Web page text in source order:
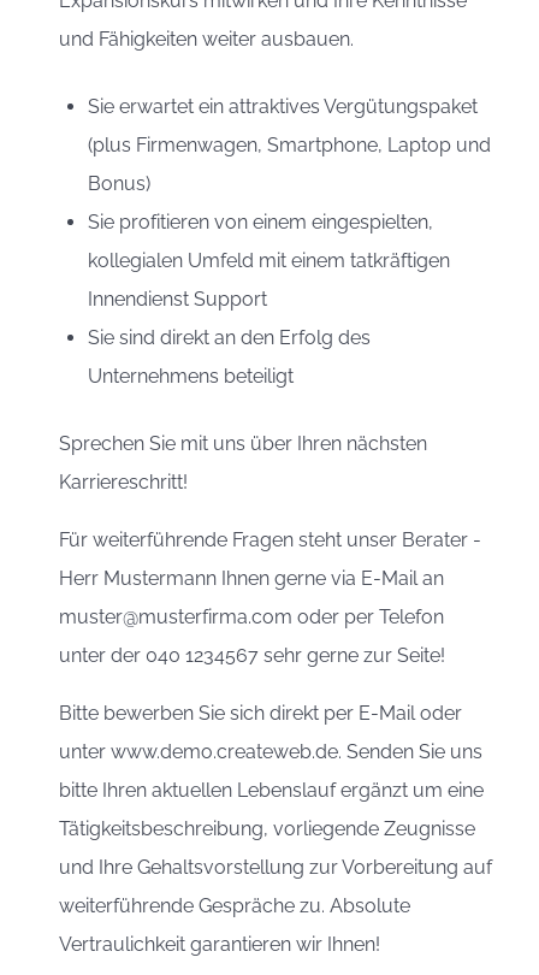
und Fähigkeiten weiter ausbauen.
Sie erwartet ein attraktives Vergütungspaket
(plus Firmenwagen, Smartphone, Laptop und
Bonus)
Sie profitieren von einem eingespielten,
kollegialen Umfeld mit einem tatkräftigen
Innendienst Support
Sie sind direkt an den Erfolg des
Unternehmens beteiligt
Sprechen Sie mit uns über Ihren nächsten
Karriereschritt!
Für weiterführende Fragen steht unser Berater -
Herr Mustermann Ihnen gerne via E-Mail an
muster@musterfirma.com oder per Telefon
unter der 040 1234567 sehr gerne zur Seite!
Bitte bewerben Sie sich direkt per E-Mail oder
unter www.demo.createweb.de. Senden Sie uns
bitte Ihren aktuellen Lebenslauf ergänzt um eine
Tätigkeitsbeschreibung, vorliegende Zeugnisse
und Ihre Gehaltsvorstellung zur Vorbereitung auf
weiterführende Gespräche zu. Absolute
Vertraulichkeit garantieren wir Ihnen!